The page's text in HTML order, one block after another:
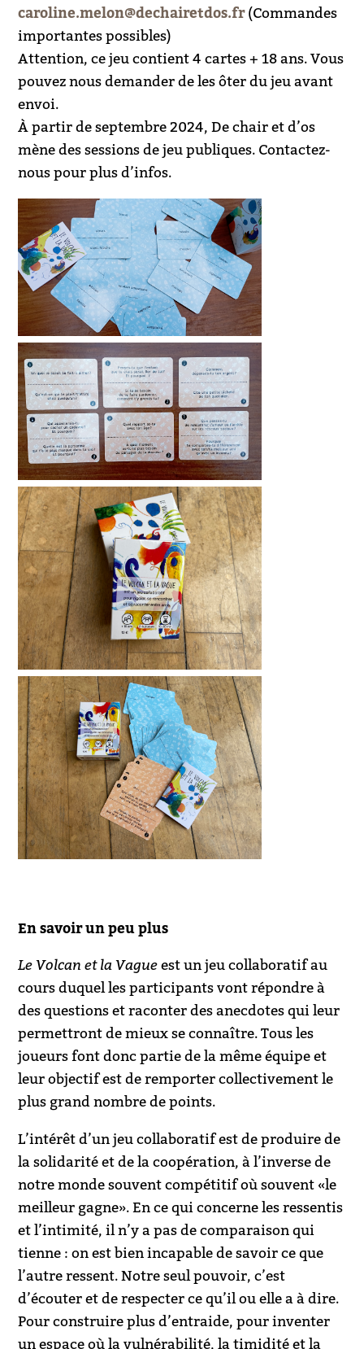
caroline.melon@dechairetdos.fr(Commandes
importantes possibles)
Attention, ce jeu contient 4 cartes + 18 ans. Vous
pouvez nous demander de les ôter du jeu avant
envoi.
À partir de septembre 2024, De chair et d’os
mène des sessions de jeu publiques. Contactez-
nous pour plus d’infos.
En savoir un peu plus
Le Volcan et la Vagueest un jeu collaboratif au
cours duquel les participants vont répondre à
des questions et raconter des anecdotes qui leur
permettront de mieux se connaître. Tous les
joueurs font donc partie de la même équipe et
leur objectif est de remporter collectivement le
plus grand nombre de points.
L’intérêt d’un jeu collaboratif est de produire de
la solidarité et de la coopération, à l’inverse de
notre monde souvent compétitif où souvent «le
meilleur gagne». En ce qui concerne les ressentis
et l’intimité, il n’y a pas de comparaison qui
tienne : on est bien incapable de savoir ce que
l’autre ressent. Notre seul pouvoir, c’est
d’écouter et de respecter ce qu’il ou elle a à dire.
Pour construire plus d’entraide, pour inventer
un espace où la vulnérabilité, la timidité et la